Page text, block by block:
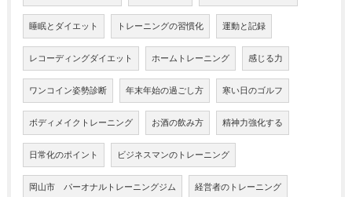
睡眠とダイエット トレーニングの習慣化 運動と記録
レコーディングダイエット ホームトレーニング 感じる力
ワンコイン姿勢診断 年末年始の過ごし方 寒い日のゴルフ
ボディメイクトレーニング お酒の飲み方 精神力強化する
日常化のポイント ビジネスマンのトレーニング
岡山市 パーオナルトレーニングジム 経営者のトレーニング